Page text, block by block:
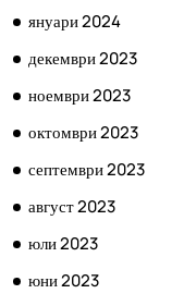
януари 2024
декември 2023
ноември 2023
октомври 2023
септември 2023
август 2023
юли 2023
юни 2023